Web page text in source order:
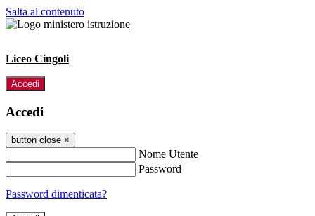
Salta al contenuto
Liceo Cingoli
Accedi
Accedi
button close ×
Nome Utente
Password
Password dimenticata?